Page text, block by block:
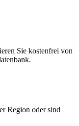
Sie kostenfrei von
Region oder sind